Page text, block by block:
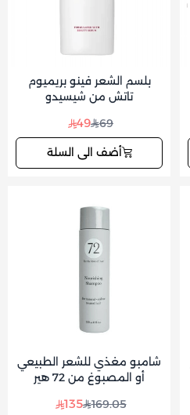
بلسم الشعر فينو بريميوم
تاتش من شيسيدو
69
49
أضف الى السلة
شامبو مغذي للشعر الطبيعي
أو المصبوغ من 72 هير
169.05
135